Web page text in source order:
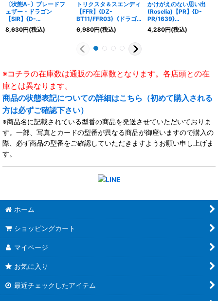
〔状態A-〕ブレードフ
ェザー・ドラゴン
【SIR】{D-
SS11/SIR28}《ケテルサ
ンクチュアリ》
8,630円(税込)
トリクスタ＆スエンディ
【FFR】{DZ-
BT11/FFR03}《ドラゴ
ンエンパイア》
6,980円(税込)
かけがえのない思い出
(Roselia)【PR】{D-
PR/1639}
《BanGDream!》
4,280円(税込)
※コチラの在庫数は通販の在庫数となります。各店頭との在
庫とは異なります。
商品の状態表記についての詳細はこちら（初めて購入される
方は必ずご確認下さい）
※商品名に記載されている型番の商品を発送させていただいておりま
す。一部、写真とカードの型番が異なる商品が御座いますので購入の
際、必ず商品の型番をご確認していただきますようお願い申し上げま
す。
ホーム
ショッピングカート
マイページ
お気に入り
最近チェックしたアイテム